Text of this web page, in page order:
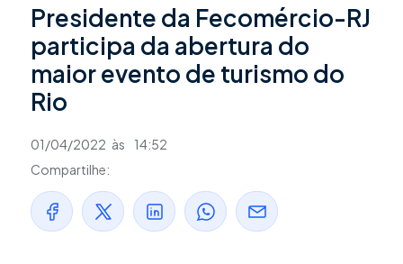
Presidente da Fecomércio-RJ
participa da abertura do
maior evento de turismo do
Rio
01/04/2022 às
14:52
Compartilhe: